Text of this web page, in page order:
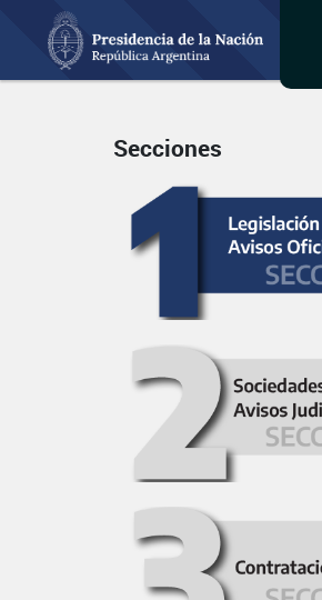
Secciones